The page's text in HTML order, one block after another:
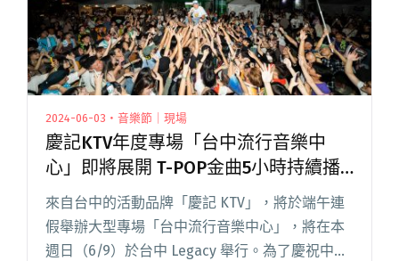
2024-06-03・音樂節｜現場
慶記KTV年度專場「台中流行音樂中
心」即將展開 T-POP金曲5小時持續播
送！
來自台中的活動品牌「慶記 KTV」，將於端午連
假舉辦大型專場「台中流行音樂中心」，將在本
週日（6/9）於台中 Legacy 舉行。為了慶祝中流